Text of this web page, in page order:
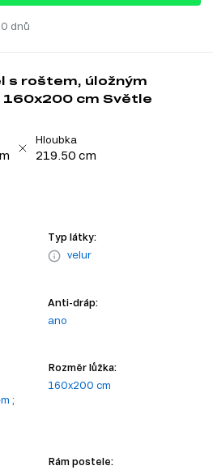
dnů
s roštem, úložným
cm Světle
Hloubka
219.50 cm
Typ látky:
velur
Anti-dráp:
ano
;
Rozměr lůžka:
160x200 cm
Rám postele: